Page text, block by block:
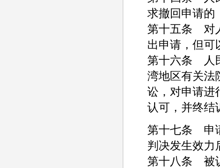
求撤回申请的
第十五条 对
出申请，但可
第十六条 人
湾地区有关法
讼，对申请进
认可，并终结
第十七条 申
判决发生效力
第十八条 被